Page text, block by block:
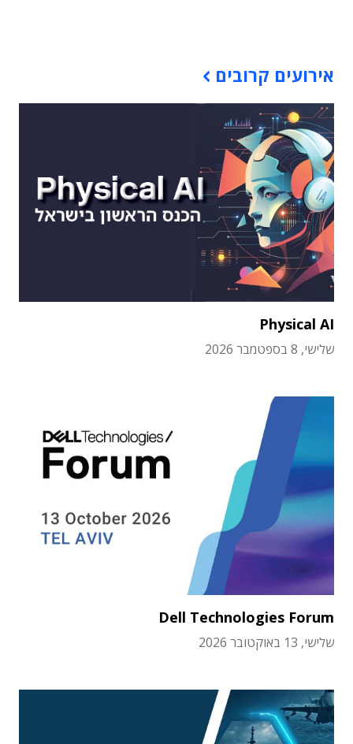
אירועים קרובים
Physical AI
שלישי, 8 בספטמבר 2026
Dell Technologies Forum
שלישי, 13 באוקטובר 2026